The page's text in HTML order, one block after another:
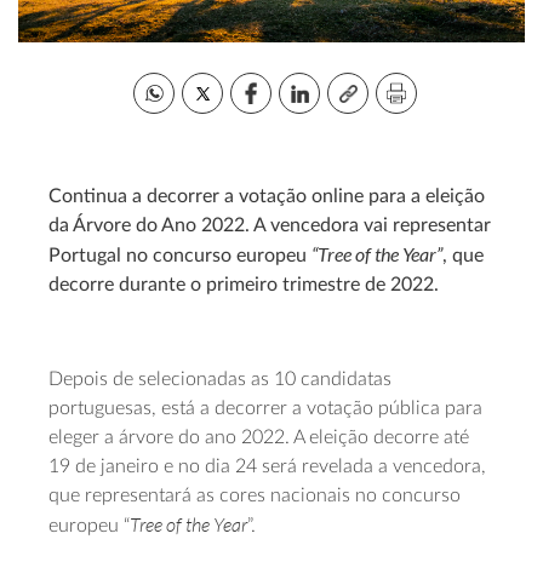
Continua a decorrer a votação online para a eleição
da Árvore do Ano 2022. A vencedora vai representar
Portugal no concurso europeu “Tree of the Year”, que
decorre durante o primeiro trimestre de 2022.
Depois de selecionadas as 10 candidatas
portuguesas, está a decorrer a votação pública para
eleger a árvore do ano 2022. A eleição decorre até
19 de janeiro e no dia 24 será revelada a vencedora,
que representará as cores nacionais no concurso
europeu “Tree of the Year”.